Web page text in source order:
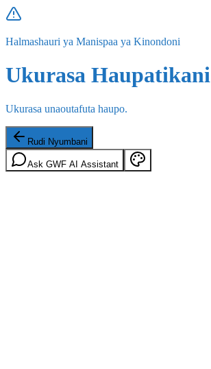
Halmashauri ya Manispaa ya Kinondoni
Ukurasa Haupatikani
Ukurasa unaoutafuta haupo.
Rudi Nyumbani
Ask GWF AI Assistant